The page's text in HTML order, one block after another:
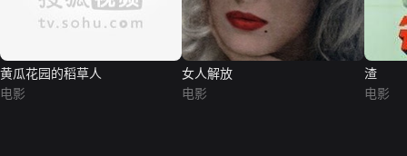
黄瓜花园的稻草人
电影
女人解放
电影
渣
电影